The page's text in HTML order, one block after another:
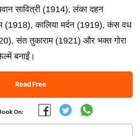
सावित्री (1914), लंका दहन
(1918), कालिया मर्दन (1919), कंस वध
संत तुकाराम (1921) और भक्त गोरा
बनाईं।
Read Free
On: